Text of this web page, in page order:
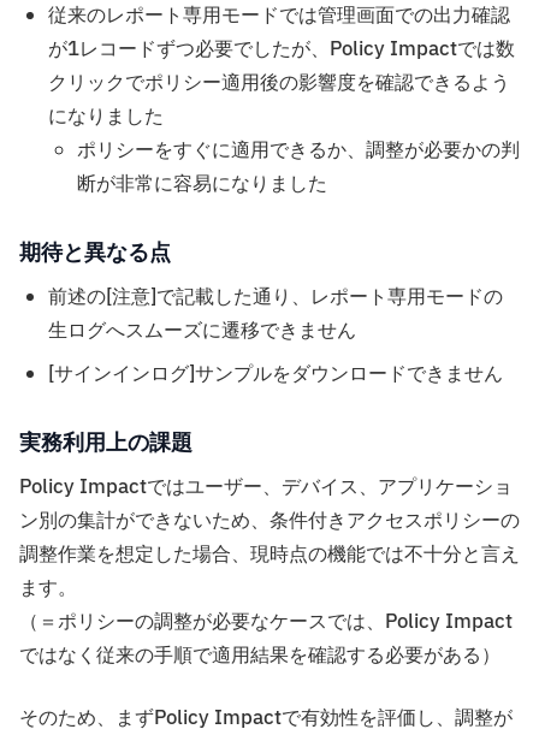
従来のレポート専用モードでは管理画面での出力確認
が1レコードずつ必要でしたが、Policy Impactでは数
クリックでポリシー適用後の影響度を確認できるよう
になりました
ポリシーをすぐに適用できるか、調整が必要かの判
断が非常に容易になりました
期待と異なる点
前述の[注意]で記載した通り、レポート専用モードの
生ログへスムーズに遷移できません
[サインインログ]サンプルをダウンロードできません
実務利用上の課題
Policy Impactではユーザー、デバイス、アプリケーショ
ン別の集計ができないため、条件付きアクセスポリシーの
調整作業を想定した場合、現時点の機能では不十分と言え
ます。
（＝ポリシーの調整が必要なケースでは、Policy Impact
ではなく従来の手順で適用結果を確認する必要がある）
そのため、まずPolicy Impactで有効性を評価し、調整が